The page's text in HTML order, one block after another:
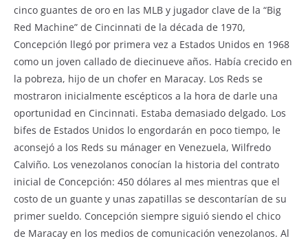
cinco guantes de oro en las MLB y jugador clave de la “Big
Red Machine” de Cincinnati de la década de 1970,
Concepción llegó por primera vez a Estados Unidos en 1968
como un joven callado de diecinueve años. Había crecido en
la pobreza, hijo de un chofer en Maracay. Los Reds se
mostraron inicialmente escépticos a la hora de darle una
oportunidad en Cincinnati. Estaba demasiado delgado. Los
bifes de Estados Unidos lo engordarán en poco tiempo, le
aconsejó a los Reds su mánager en Venezuela, Wilfredo
Calviño. Los venezolanos conocían la historia del contrato
inicial de Concepción: 450 dólares al mes mientras que el
costo de un guante y unas zapatillas se descontarían de su
primer sueldo. Concepción siempre siguió siendo el chico
de Maracay en los medios de comunicación venezolanos. Al